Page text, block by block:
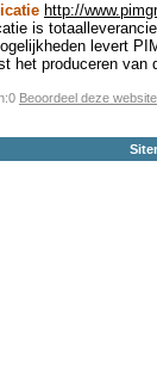
http://
is
levert
het produceren
Beoordeel deze website